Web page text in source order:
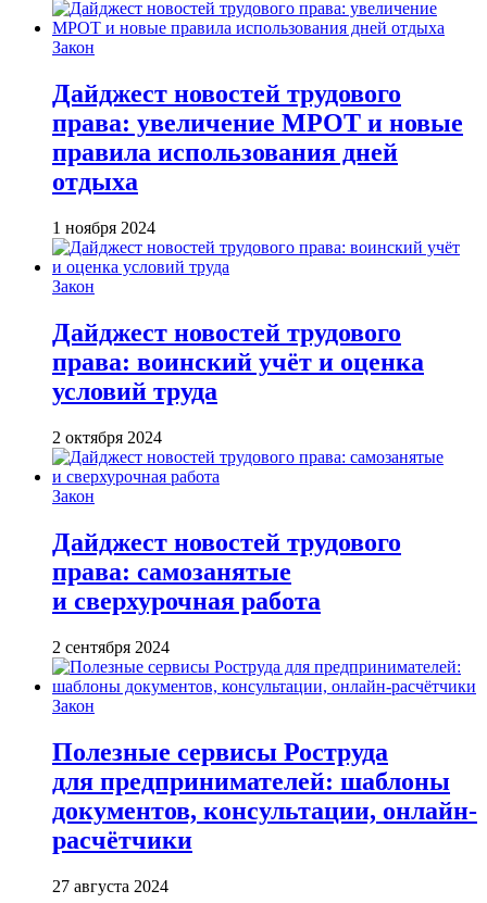
Закон
Дайджест новостей трудового
права: увеличение МРОТ и новые
правила использования дней
отдыха
1 ноября 2024
Закон
Дайджест новостей трудового
права: воинский учёт и оценка
условий труда
2 октября 2024
Закон
Дайджест новостей трудового
права: самозанятые
и сверхурочная работа
2 сентября 2024
Закон
Полезные сервисы Роструда
для предпринимателей: шаблоны
документов, консультации, онлайн-
расчётчики
27 августа 2024